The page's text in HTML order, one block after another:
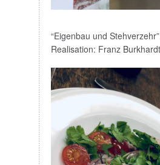
Realisation: Franz Burkhardt